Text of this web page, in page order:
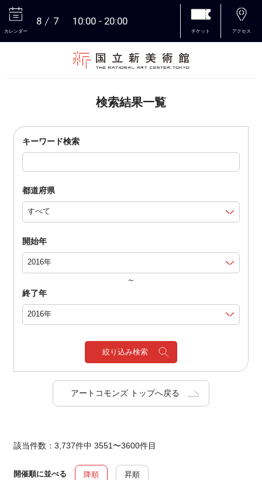
カレンダー
8 7 10:00 20:00
チケット アクセス
検索結果一覧
キーワード検索
都道府県
開始年
～
終了年
絞り込み検索
アートコモンズ トップへ戻る
該当件数：3,737件中 3551〜3600件目
開催順に並べる 降順 昇順